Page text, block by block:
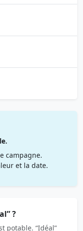
campagne.
et la date.
?
potable. “Idéal”